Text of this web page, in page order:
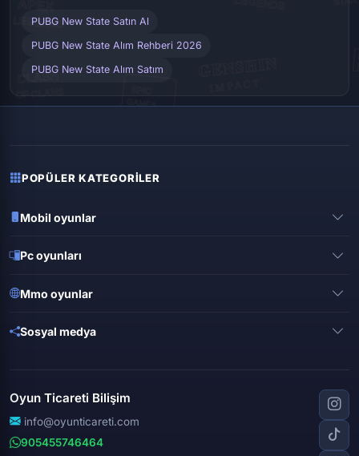
PUBG New State Satın Al
PUBG New State Alım Rehberi 2026
PUBG New State Alım Satım
POPÜLER KATEGORILER
Mobil oyunlar
Mobile legends
Free fire
Minecraft
Pc oyunları
Gta online
Lost ark
World of warcraft
Zula
Mmo oyunlar
Wolfteam
Black desert online
Sosyal medya
Discord
Youtube
Oyun Ticareti Bilişim
info@oyunticareti.com
905455746464